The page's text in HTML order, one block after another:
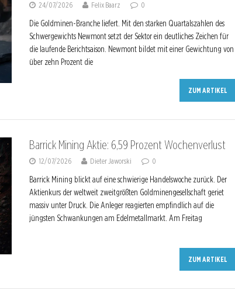
24/07/2026 Felix Baarz 0
Die Goldminen-Branche liefert. Mit den starken Quartalszahlen des
Schwergewichts Newmont setzt der Sektor ein deutliches Zeichen für
die laufende Berichtsaison. Newmont bildet mit einer Gewichtung von
über zehn Prozent die
ZUM ARTIKEL
Barrick Mining Aktie: 6,59 Prozent Wochenverlust
12/07/2026 Dieter Jaworski 0
Barrick Mining blickt auf eine schwierige Handelswoche zurück. Der
Aktienkurs der weltweit zweitgrößten Goldminengesellschaft geriet
massiv unter Druck. Die Anleger reagierten empfindlich auf die
jüngsten Schwankungen am Edelmetallmarkt. Am Freitag
ZUM ARTIKEL